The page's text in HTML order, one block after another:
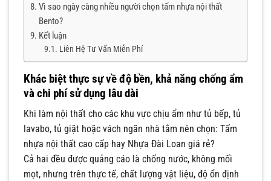
Vì sao ngày càng nhiều người chọn tấm nhựa nội thất
Bento?
Kết luận
Liên Hệ Tư Vấn Miễn Phí
Khác biệt thực sự về độ bền, khả năng chống ẩm
và chi phí sử dụng lâu dài
Khi làm nội thất cho các khu vực chịu ẩm như tủ bếp, tủ
lavabo, tủ giặt hoặc vách ngăn nhà tắm nên chọn: Tấm
nhựa nội thất cao cấp hay Nhựa Đài Loan giá rẻ?
Cả hai đều được quảng cáo là chống nước, không mối
mọt, nhưng trên thực tế, chất lượng vật liệu, độ ổn định